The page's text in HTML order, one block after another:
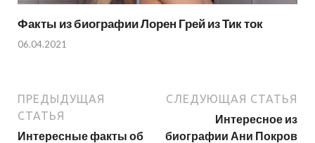
Факты из биографии Лорен Грей из Тик ток
06.04.2021
ПРЕДЫДУЩАЯ
СТАТЬЯ
Интересные факты об
СЛЕДУЮЩАЯ СТАТЬЯ
Интересное из
биографии Ани Покров